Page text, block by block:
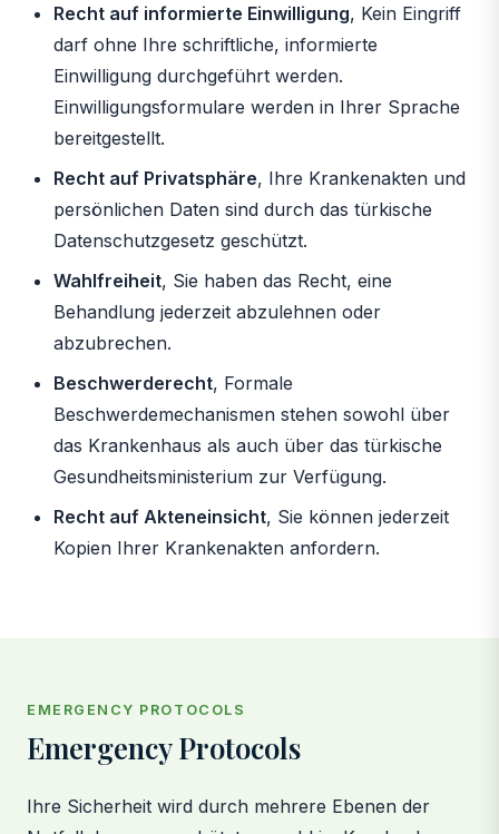
Recht auf informierte Einwilligung, Kein Eingriff
darf ohne Ihre schriftliche, informierte
Einwilligung durchgeführt werden.
Einwilligungsformulare werden in Ihrer Sprache
bereitgestellt.
Recht auf Privatsphäre, Ihre Krankenakten und
persönlichen Daten sind durch das türkische
Datenschutzgesetz geschützt.
Wahlfreiheit, Sie haben das Recht, eine
Behandlung jederzeit abzulehnen oder
abzubrechen.
Beschwerderecht, Formale
Beschwerdemechanismen stehen sowohl über
das Krankenhaus als auch über das türkische
Gesundheitsministerium zur Verfügung.
Recht auf Akteneinsicht, Sie können jederzeit
Kopien Ihrer Krankenakten anfordern.
EMERGENCY PROTOCOLS
Emergency Protocols
Ihre Sicherheit wird durch mehrere Ebenen der